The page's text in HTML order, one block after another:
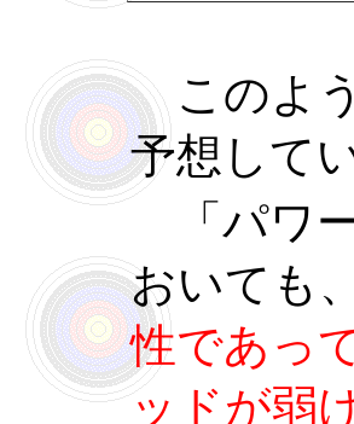
このよ
予想して
「パワ
おいても
性であっ
ッドが弱